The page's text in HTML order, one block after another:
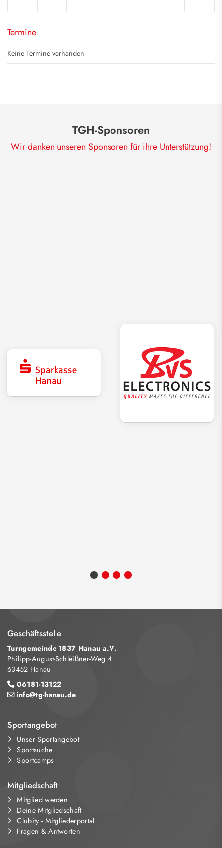
Termine
Keine Termine vorhanden
TGH-Sponsoren
Wir danken unseren Sponsoren für ihre Unterstützung!
Geschäftsstelle
Turngemeinde 1837 Hanau a.V.
Philipp-August-Schleißner-Weg 4
63452 Hanau
06181-13122
info@tg-hanau.de
Sportangebot
Unser Sportangebot
Sportsuche
Sportcamps
Mitgliedschaft
Mitglied werden
Deine Mitgliedschaft
Clubity - Mitgliederportal
Fragen & Antworten